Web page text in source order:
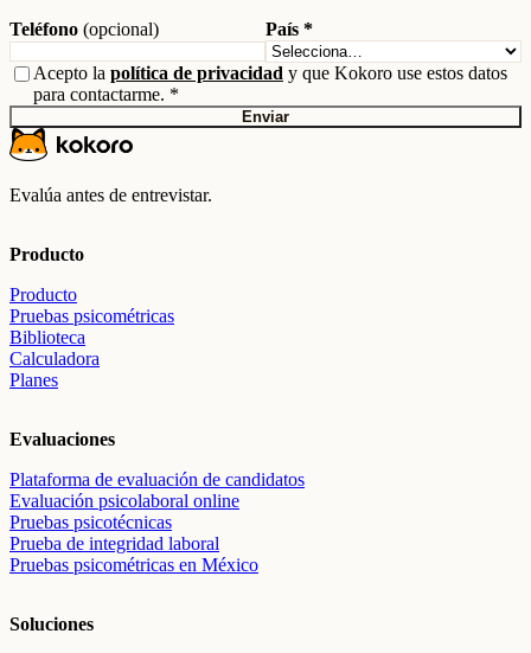
Teléfono (opcional) País *
Acepto la política de privacidad y que Kokoro use estos datos
para contactarme. *
Enviar
Evalúa antes de entrevistar.
Producto
Producto
Pruebas psicométricas
Biblioteca
Calculadora
Planes
Evaluaciones
Plataforma de evaluación de candidatos
Evaluación psicolaboral online
Pruebas psicotécnicas
Prueba de integridad laboral
Pruebas psicométricas en México
Soluciones